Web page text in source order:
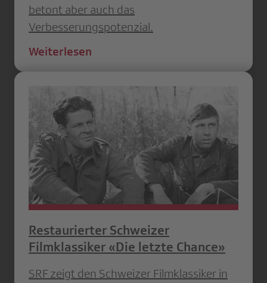
betont aber auch das
Verbesserungspotenzial.
Weiterlesen
Restaurierter Schweizer
Filmklassiker «Die letzte Chance»
SRF zeigt den Schweizer Filmklassiker in